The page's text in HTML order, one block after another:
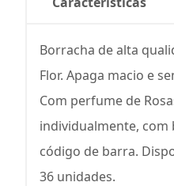
Borracha de alta
Flor. Apaga macio e
Com perfume de
individualmente, com
código de barra.
36 unidades.